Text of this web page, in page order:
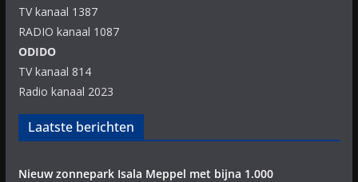
TV kanaal 1387
RADIO kanaal 1087
ODIDO
TV kanaal 814
Radio kanaal 2023
Laatste berichten
Nieuw zonnepark Isala Meppel met bijna 1.000